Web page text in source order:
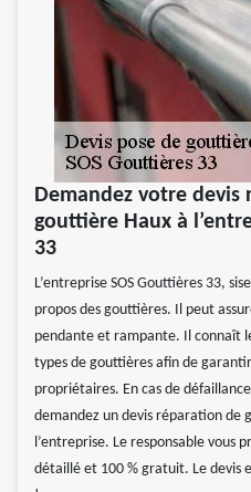
Demandez votre devis
gouttière Haux à
33
L’entreprise SOS Gouttières 33,
propos des gouttières. Il peut
pendante et rampante. Il connaît
types de gouttières afin de
propriétaires. En cas de
demandez un devis réparation de
l’entreprise. Le responsable vous
détaillé et 100 % gratuit. Le